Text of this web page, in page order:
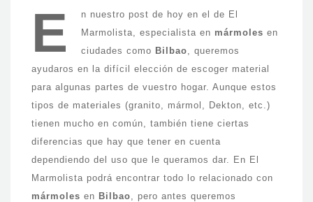
E
n nuestro post de hoy en el de El
Marmolista, especialista en mármoles en
ciudades como Bilbao, queremos
ayudaros en la difícil elección de escoger material
para algunas partes de vuestro hogar. Aunque estos
tipos de materiales (granito, mármol, Dekton, etc.)
tienen mucho en común, también tiene ciertas
diferencias que hay que tener en cuenta
dependiendo del uso que le queramos dar. En El
Marmolista podrá encontrar todo lo relacionado con
mármoles en Bilbao, pero antes queremos